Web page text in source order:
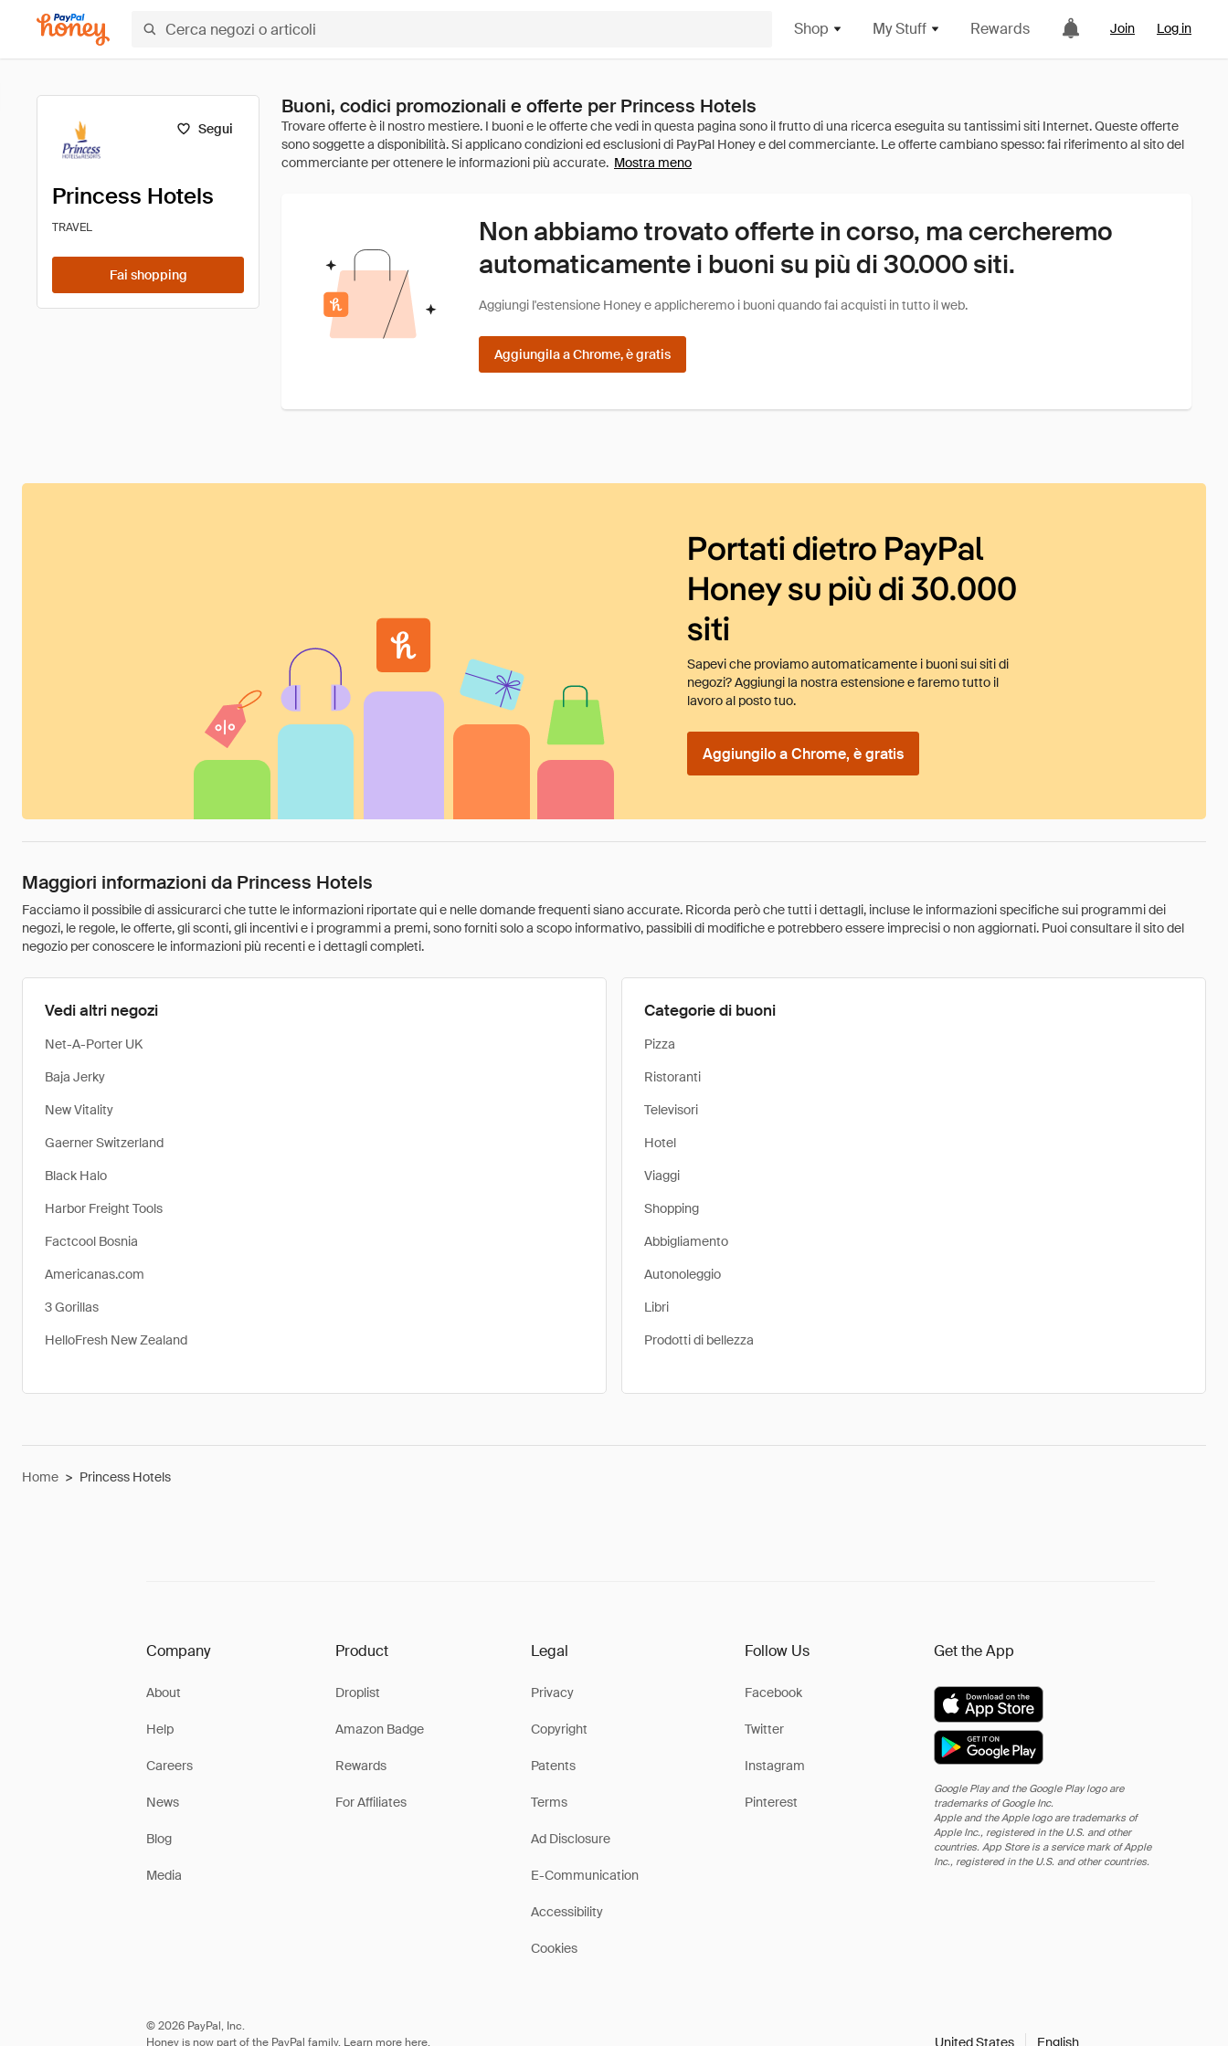
Shop My Stuff Rewards Join Log in
Segui
Princess Hotels
TRAVEL
Fai shopping
Buoni, codici promozionali e offerte per Princess Hotels
Mostra meno
Non abbiamo trovato offerte in corso, ma cercheremo
automaticamente i buoni su più di 30.000 siti.
Aggiungi l'estensione Honey e applicheremo i buoni quando fai acquisti in tutto il web.
Aggiungila a Chrome, è gratis
Portati dietro PayPal
Honey su più di 30.000
siti
Sapevi che proviamo automaticamente i buoni sui siti di
negozi? Aggiungi la nostra estensione e faremo tutto il
lavoro al posto tuo.
Aggiungilo a Chrome, è gratis
Maggiori informazioni da Princess Hotels
Facciamo il possibile di assicurarci che tutte le informazioni riportate qui e nelle domande frequenti siano accurate. Ricorda però che tutti i dettagli, incluse le informazioni specifiche sui programmi dei
negozi, le regole, le offerte, gli sconti, gli incentivi e i programmi a premi, sono forniti solo a scopo informativo, passibili di modifiche e potrebbero essere imprecisi o non aggiornati. Puoi consultare il sito del
negozio per conoscere le informazioni più recenti e i dettagli completi.
Vedi altri negozi
Net-A-Porter UK
Baja Jerky
New Vitality
Gaerner Switzerland
Black Halo
Harbor Freight Tools
Factcool Bosnia
Americanas.com
3 Gorillas
HelloFresh New Zealand
Categorie di buoni
Pizza
Ristoranti
Televisori
Hotel
Viaggi
Shopping
Abbigliamento
Autonoleggio
Libri
Prodotti di bellezza
Home > Princess Hotels
Company
About
Help
Careers
News
Blog
Media
Product
Droplist
Amazon Badge
Rewards
For Affiliates
Legal
Privacy
Copyright
Patents
Terms
Ad Disclosure
E-Communication
Accessibility
Cookies
Follow Us
Facebook
Twitter
Instagram
Pinterest
Get the App
Google Play and the Google Play logo are
trademarks of Google Inc.
Apple and the Apple logo are trademarks of
Apple Inc., registered in the U.S. and other
countries. App Store is a service mark of Apple
Inc., registered in the U.S. and other countries.
© 2026 PayPal, Inc.
Honey is now part of the PayPal family. Learn more here. United States English